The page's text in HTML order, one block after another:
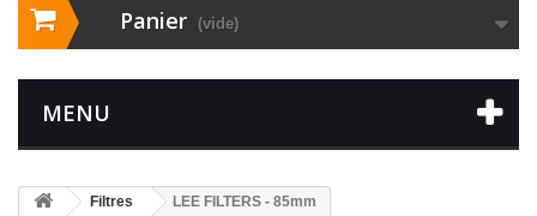
Panier (vide)
MENU
Filtres LEE FILTERS - 85mm